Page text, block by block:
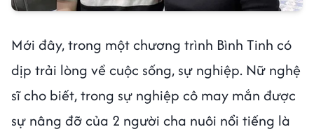
Mới đây, trong một chương trình Bình Tinh có
dịp trải lòng về cuộc sống, sự nghiệp. Nữ nghệ
sĩ cho biết, trong sự nghiệp cô may mắn được
sự nâng đỡ của 2 người cha nuôi nổi tiếng là